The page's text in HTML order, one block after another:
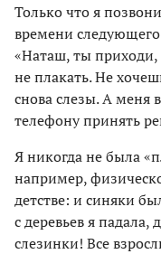
Только что я
времени
«Наташ, ты приходи,
не плакать. Не
снова слезы. А меня
телефону принять
Я никогда не была
например,
детстве: и синяки
с деревьев я
слезинки! Все